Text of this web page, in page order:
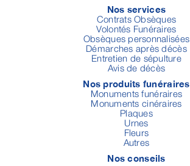
Nos services
Contrats Obsèques
Volontés Funéraires
Obsèques personnalisées
Démarches après décès
Entretien de sépulture
Avis de décès
Nos produits funéraires
Monuments funéraires
Monuments cinéraires
Plaques
Urnes
Fleurs
Autres
Nos conseils